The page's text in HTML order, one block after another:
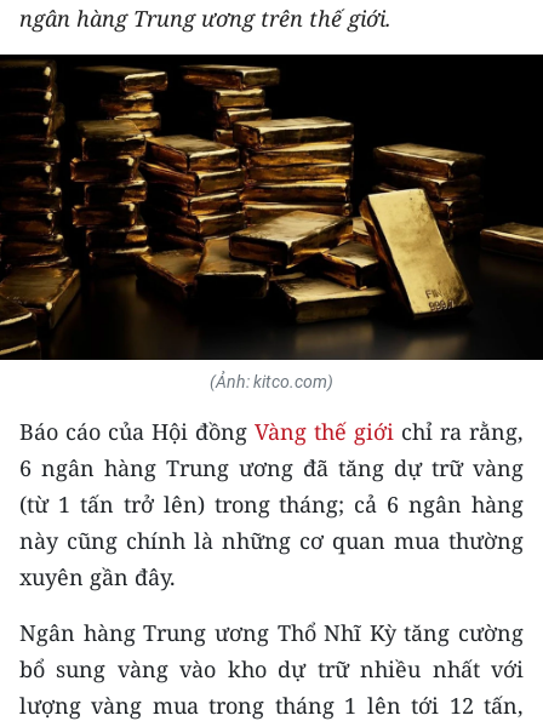
THỂ THAO
GIÁO DỤC
Y TẾ
KHOA HỌC - CÔNG NGHỆ
MÔI TRƯỜNG
BẠN ĐỌC
KIỂM CHỨNG THÔNG TIN
TRI THỨC CHUYÊN SÂU
54 DÂN TỘC VIỆT NAM
CHƯƠNG TRÌNH OCOP - MỖI XÃ
MỘT SẢN PHẨM
RADIO
MEDIA CENTER
ngân hàng Trung ương trên thế giới.
(Ảnh: kitco.com)
Báo cáo của Hội đồng Vàng thế giới chỉ ra rằng,
6 ngân hàng Trung ương đã tăng dự trữ vàng
(từ 1 tấn trở lên) trong tháng; cả 6 ngân hàng
này cũng chính là những cơ quan mua thường
xuyên gần đây.
Ngân hàng Trung ương Thổ Nhĩ Kỳ tăng cường
bổ sung vàng vào kho dự trữ nhiều nhất với
lượng vàng mua trong tháng 1 lên tới 12 tấn,